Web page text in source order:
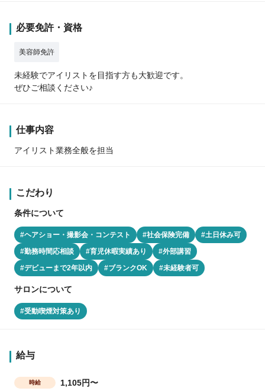
必要免許・資格
美容師免許
未経験でアイリストを目指す方も大歓迎です。
ぜひご相談ください♪
仕事内容
アイリスト業務全般を担当
こだわり
条件について
#ヘアショー・撮影会・コンテスト #社会保険完備
#土日休み可
#勤務時間応相談
#育児休暇実績あり
#外部講習
#デビューまで2年以内
#ブランクOK #未経験者可
サロンについて
#受動喫煙対策あり
給与
時給 1,105円〜